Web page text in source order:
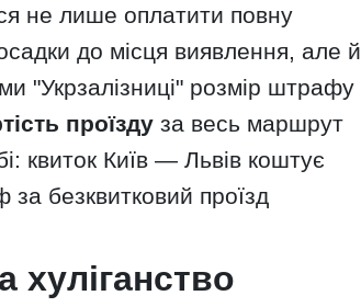
не лише оплатити повну
до місця виявлення, але й
"Укрзалізниці" розмір штрафу
проїзду за весь маршрут
квиток Київ — Львів коштує
безквитковий проїзд
хуліганство